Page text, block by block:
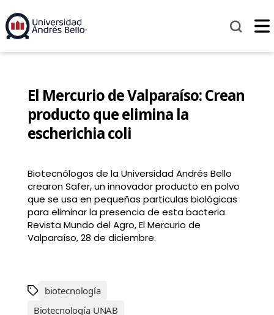
El Mercurio de Valparaíso: Crean
producto que elimina la
escherichia coli
Biotecnólogos de la Universidad Andrés Bello
crearon Safer, un innovador producto en polvo
que se usa en pequeñas particulas biológicas
para eliminar la presencia de esta bacteria.
Revista Mundo del Agro, El Mercurio de
Valparaíso, 28 de diciembre.
biotecnología
Biotecnología UNAB